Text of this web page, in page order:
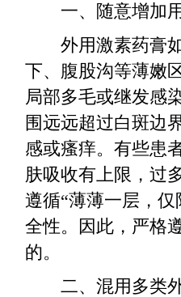
一、随意增加用
外用激素药膏如
下、腹股沟等薄嫩
局部多毛或继发感
围远远超过白斑边
感或瘙痒。有些患
肤吸收有上限，过
遵循“薄薄一层，
全性。因此，严格
的。
二、混用多类外